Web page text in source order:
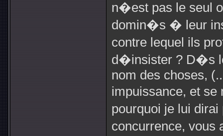
n�est pas le seul
domin�s � leur
contre lequel ils
d�insister ? D�s
nom des choses,
impuissance, et
pourquoi je lui
concurrence, vous